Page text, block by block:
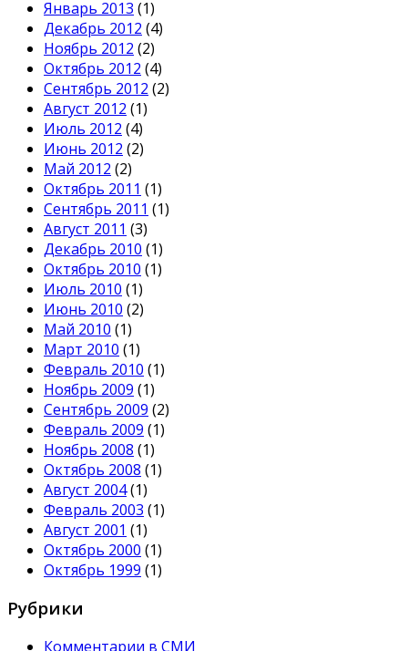
Январь 2013 (1)
Декабрь 2012 (4)
Ноябрь 2012 (2)
Октябрь 2012 (4)
Сентябрь 2012 (2)
Август 2012 (1)
Июль 2012 (4)
Июнь 2012 (2)
Май 2012 (2)
Октябрь 2011 (1)
Сентябрь 2011 (1)
Август 2011 (3)
Декабрь 2010 (1)
Октябрь 2010 (1)
Июль 2010 (1)
Июнь 2010 (2)
Май 2010 (1)
Март 2010 (1)
Февраль 2010 (1)
Ноябрь 2009 (1)
Сентябрь 2009 (2)
Февраль 2009 (1)
Ноябрь 2008 (1)
Октябрь 2008 (1)
Август 2004(1)
Февраль 2003 (1)
Август 2001 (1)
Октябрь 2000 (1)
Октябрь 1999 (1)
Рубрики
Комментарии в СМИ